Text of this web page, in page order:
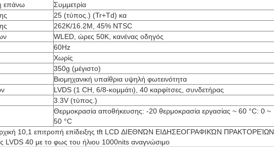
επάνω
Συμμετρία
25 (τύπος.) (Tr+Td) κα
262K/16.2M, 45% NTSC
WLED, ώρες 50K, κανένας οδηγός
60Hz
Χωρίς
350g (μέγιστο)
Βιομηχανική υπαίθρια υψηλή φωτεινότητα
LVDS (1 CH, 6/8-κομμάτι), 40 καρφίτσες, συνδετήρας
3.3V (τύπος.)
Θερμοκρασία αποθήκευσης: -20 θερμοκρασία εργασίας ~ 60 °C: 0 ~
50 °C
10,1 επιτροπή επίδειξης tft LCD ΔΙΕΘΝΏΝ ΕΙΔΗΣΕΟΓΡΑΦΙΚΏΝ ΠΡΑΚΤΟΡΕΊΩΝ
LVDS 40 με το φως του ήλιου 1000nits αναγνώσιμο